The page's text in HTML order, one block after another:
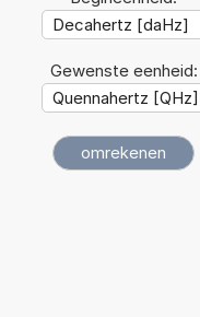
Gewenste eenheid: